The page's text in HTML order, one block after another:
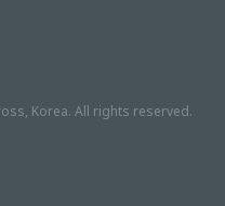
Korea. All rights reserved.